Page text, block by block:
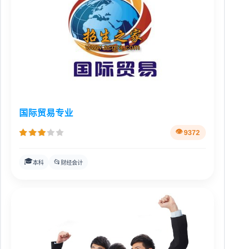
国际贸易专业
9372
🎓本科 📂 财经会计